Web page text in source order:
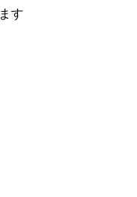
す